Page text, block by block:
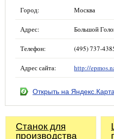
Город: Москва
Адрес: Большой
Телефон: (495) 737-
Адрес сайта: http://
Открыть на
Станок для
производства